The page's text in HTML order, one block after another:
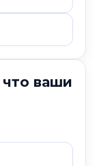
что ваши